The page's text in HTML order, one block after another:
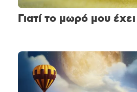
Γιατί το μωρό μου